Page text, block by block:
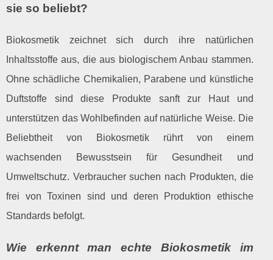
sie so beliebt?
Biokosmetik zeichnet sich durch ihre natürlichen
Inhaltsstoffe aus, die aus biologischem Anbau stammen.
Ohne schädliche Chemikalien, Parabene und künstliche
Duftstoffe sind diese Produkte sanft zur Haut und
unterstützen das Wohlbefinden auf natürliche Weise. Die
Beliebtheit von Biokosmetik rührt von einem
wachsenden Bewusstsein für Gesundheit und
Umweltschutz. Verbraucher suchen nach Produkten, die
frei von Toxinen sind und deren Produktion ethische
Standards befolgt.
Wie erkennt man echte Biokosmetik im